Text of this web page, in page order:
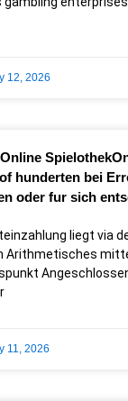
12, 2026
hunderten bei
oder fur sich
liegt via
Arithmetisches
11, 2026